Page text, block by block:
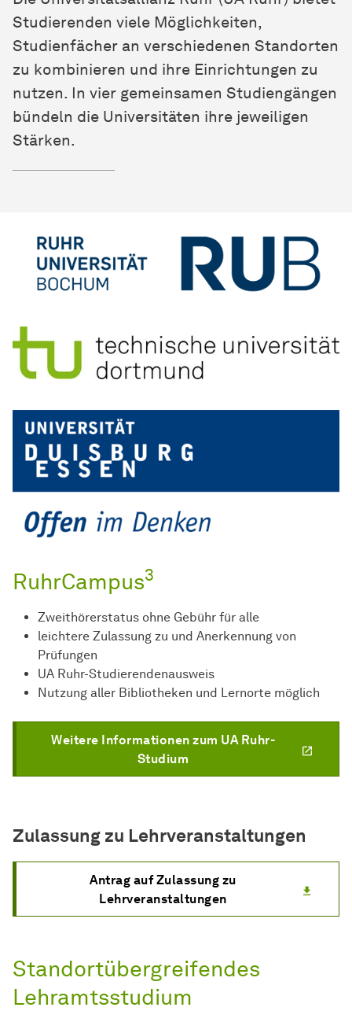
Studierenden viele Möglichkeiten,
Studienfächer an verschiedenen Standorten
zu kombinieren und ihre Einrichtungen zu
nutzen. In vier gemeinsamen Studiengängen
bündeln die Universitäten ihre jeweiligen
Stärken.
RuhrCampus3
Zweithörerstatus ohne Gebühr für alle
leichtere Zulassung zu und Anerkennung von
Prüfungen
UA Ruhr-Studierendenausweis
Nutzung aller Bibliotheken und Lernorte möglich
Weitere Informationen zum UA Ruhr-
Studium
Zulassung zu Lehrveranstaltungen
Antrag auf Zulassung zu
Lehrveranstaltungen
Standortübergreifendes
Lehramtsstudium